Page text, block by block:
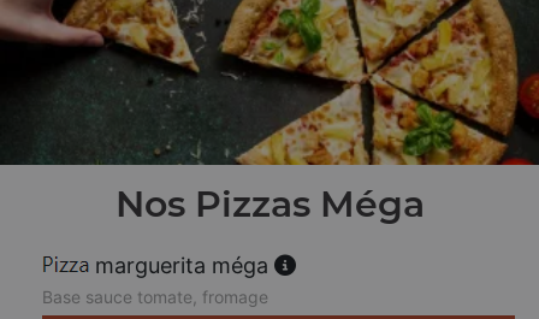
Nos Pizzas Méga
marguerita méga
Base sauce tomate, fromage